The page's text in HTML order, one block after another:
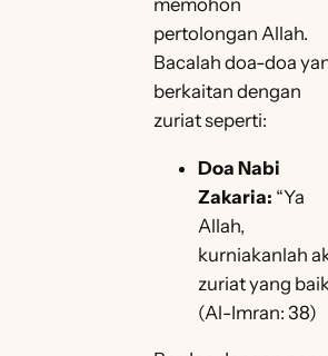
pertolongan Allah.
Bacalah doa-doa
berkaitan dengan
zuriat seperti:
Doa Nabi
Zakaria: “Ya
Allah,
kurniakanlah
zuriat yang
(Al-Imran: 38)